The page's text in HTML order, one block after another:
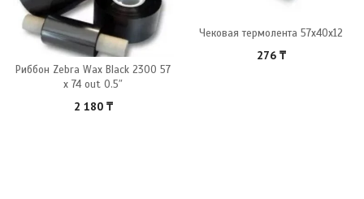
Риббон Zebra Wax Black 2300 57
x 74 out 0.5″
2 180 ₸
Чековая термолента 57x40x12
276 ₸